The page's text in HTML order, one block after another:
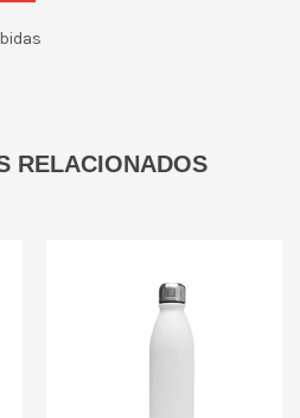
RELACIONADOS